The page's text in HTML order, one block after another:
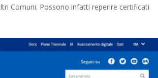
Comuni. Possono infatti reperire certificati